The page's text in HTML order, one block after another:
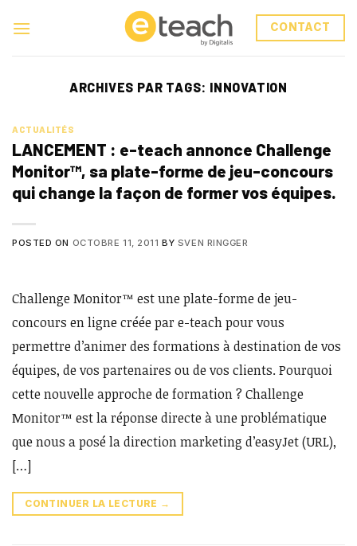
CONTACT
ARCHIVES PAR TAGS: INNOVATION
ACTUALITÉS
LANCEMENT : e-teach annonce Challenge
Monitor™, sa plate-forme de jeu-concours
qui change la façon de former vos équipes.
POSTED ON OCTOBRE 11, 2011 BY SVEN RINGGER
Challenge Monitor™ est une plate-forme de jeu-
concours en ligne créée par e-teach pour vous
permettre d’animer des formations à destination de vos
équipes, de vos partenaires ou de vos clients. Pourquoi
cette nouvelle approche de formation ? Challenge
Monitor™ est la réponse directe à une problématique
que nous a posé la direction marketing d’easyJet (URL),
[…]
CONTINUER LA LECTURE →